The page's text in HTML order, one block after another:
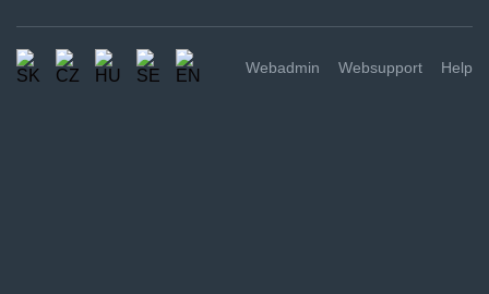
Webadmin Websupport Help